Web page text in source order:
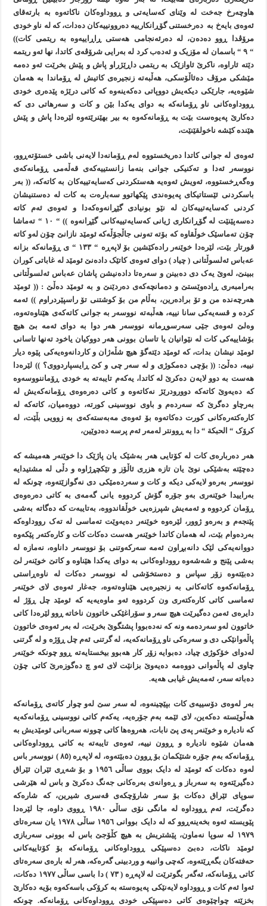
هاوچەرخ جەخت لە وێنای کەسايەتی و ڕووداوەکان ناکاتەوە بە بارتەقای
ئەوەی بايەخ بە دەرخستنی گۆڕانکارييە دەروونييەکان دەدات، کە لە ناو خودی
مرۆڤدا ڕوو دەدەن، لە دەرئەنجامی هەستی ڕاڕاييەوە بە ريتمی کات))
“ ٩ “ باسمان لە مۆزيک و ئەدەب کرد لە بەرايی شرۆڤەی کاتدا، نها ئەو ريتمە
دێتە ئاراوە، ناکرێ ئاوازێک بە ريتمی داڕێژراو پاش و پێش بخرێت ئەو دەمە
مێشکی مرۆڤ دەئاڵۆسکی، هەڵبەتە زنجيرەی کاتيش لە ڕۆماندا بە هەمان
شێوەيە، جارێکی ديکەيش دووپاتی دەکەينەوە کە کاتی درێژە پێدەری خودی
ڕووداوەکانی ناو ڕۆمانەکە بە دوای يەکدا بێن و کات و سەرهاتی دی کە
دەکارێ پەيوەست بێت بە ڕۆمانەکەوە بە بير بهێنرێتەوە لێرەدا پاش و پێش
هێندە کێشە ناخولقێنێت،
ئەوەی لە جوانی کاتدا دەريخستووە لەم ڕۆمانەدا لايەنی باشی خستۆتەڕوو،
نووسەر ئەدا و تەکنيکی جوانی بنەما زانستييەکەی قەڵەمی ڕۆمانەکەی
وەگەڕخستووە، ئەويش ئەوەيە هەستکردنی کەسايەتييەکان بە کاتەکە، (( بەر
باسکردنی ئێستاتيکای پەيوەندی پێکهاتوو سەبارەت بە کات لە دەستنيشان
کردنی کەسايەتييەکان لە نێو بونيادی گێڕانەوەکەدا و ئەوەی ئەم کاتە
دەسەپێنێت لە گۆڕانکاری ژيانی کەسايەتييەکانی گێڕانەوە )) “ ١٠ “ تەماشا
چۆن تەماسێک خوڵقاوە کە بۆتە تەونی جاڵجۆڵەکە ئومێد نازانێ چۆن لەو کاتە
قورتار بێت، لێرەدا خوێنەر رادەکێشين بۆ لاپەڕە “ ١٣٣ “ ی ڕۆمانەکە بزانە
عەباس ئەلسوڵتانی ( چياد ) دوای ئەوەی کاتێک دادەنێ ئومێد لە غاباتی کوران
ببينێ، لەوێ يەک دی دەبينن و سەرەتا دادەنيشن پاشان عەباس ئەلسوڵتانی
بەرامبەری ڕادەوێستێ و دەمانچەکەی دەردێنێ و بە ئومێد دەڵێ : (( ئومێد
هەرچەندە من و تۆ برادەرين، بەڵام من بۆ کوشتنی تۆ راسپێردراوم )) ئەمە
کردە و قسەيەکی سانا نييە، هەڵبەتە نووسەر بە جوانی کاتەکەی هێناوەتەوە،
وەلێ ئەوەی جێی سەرسوڕمانە نووسەر هەر دوا بە دوای ئەمە بێ هيچ
بۆشاييەکی کات لە نێوانيان يا تاسان بوونی هەر دووکيان ياخود تەنها تاسانی
ئومێد نيشان بدات، کە ئومێد دێتەگۆ هيچ شڵەژان و کاردانەوەيەکی پێوە ديار
نييە، دەڵێ: (( بۆچی دەمکوژی و لە سەر چی و کێ ڕايسپاردووی؟ )) لێرەدا
هەست بە دوو لايەن دەکرێ لە کاتدا، يەکەم تايبەتە بە خودی ڕۆماننووسەوە
کە دەيەوێ کاتەکە دوورودرێژ نەکاتەوە و کاتی دەرەوەی ڕۆمانەکەيش لە
بەرچاو دەگرێ کە سەردەم و باوی نووسينی کورتە، دووەميان، کاتەکە لە
کارەکتەرەکانی کورت دەکاتەوە بۆ ئەوەی مەبەستەکەی بە زوویی بڵێت، لە
کرۆک “ الحبکة “ دا بە ڕوونتر لەمەر ئەم پرسە دەدوێین،
هەر دەربارەی کات لە کۆتایی هەر بەشێک يان پاژێک دا خوێنەر هەميشە کە
دەچێتە بەشێکی نوێ يان تازە هزری ئاڵۆز و تێکچڕژاوە و دڵی لە مشتيدايە
نووسەر بەرەو لايەکی ديکە و کات و سەردەمێکی دی نەگوازێتەوە، چونکە لە
بەراییدا خوێنەری بەو جۆرە گۆش کردووە يانی گەمەی بە کاتی دەرەوەی
ڕۆمان کردووە و ئەمەيش شپرزەیی خوڵقاندووە، بەتايبەت کە دەگاتە بەشی
پێنجەم و بەرەو ژوور، لێرەوە خوێنەر دەيەوێت تەماسی لە تەک رووداوەکە
بەردەوام بێت، لە هەمان کاتدا خوێنەر هەست دەکات کات و کارەکتەر پێکەوە
دووانەيەکی لێک دانەبڕاون ئەمە سەرکەوتنی بۆ نووسەر داناوە، نەمازە لە
بەشی پێنج و شەشەوە رووداوەکانی بە دوای يەکدا هێناوە و کاتێ خوێنەر لێ
دەبێتەوە زۆر سپاس و دەستخۆشی لە نووسەر دەکات لە ناوەڕاستی
ڕۆمانەکەوە کاتەکانی بە زنجيرەیی هێناوەتەوە، جەغار ئەوەی لای خوێنەر
تەماسی کاتی کارەکتەری ون کردووە ئەو ماوەيەيە کە ئومێد چل ڕۆژ لە
دايرەی ئەمن دەگيرێت هيچ سەر و سۆراغێکی خاتوون ناخاتە ڕوو لێرەدا کاتی
خاتوون لەو سەردەمە ونە کە نەدەبووا پشتگوێ بخرێت، لە بەر ئەوەی خاتوون
پاڵەوانێکی دی و سەرەکی ناو ڕۆمانەکەيە، لە گرتنی ئەم چل ڕۆژە و لە گرتنی
لەدوای خۆکوژی چياد، دەبوايە زۆر کار هەبوو بيخستايەتە ڕوو چونکە خوێنەر
چاوی لە پاڵەوانی دووەمە دەيەوێ بزانێت لای ئەو چ دەگوزەرێ کاتی چۆن
دەباتە سەر، ئەمەيش غيابی هەيە.
بەر لەوەی دۆسييەی کات بپێچينەوە، لە سەر سێ لەو چوار کاتەی ڕۆمانەکە
هەڵوێستە دەکەين، لای ئێمە بەم جۆرەيە، يەکەم کاتی نووسينی ڕۆمانەکەيە
کە ناديارە و خوێنەر پەی پێ نابات، هەروەها کاتی چوونە سەربانی ئومێديش بە
هەمان شێوە ناديارە و ڕوون نييە، ئەوەی تايبەتە بە کاتی ڕووداوەکانی
ڕۆمانەکە بەم جۆرە شتێکمان بۆ ڕوون دەبێتەوە، لە لاپەڕە (٨٥ ) نووسەر باس
لەوە دەکات کە ئومێد لە دايک بووی ساڵی ١٩٥٦ و بۆ شەڕی ئێران ئێراق
دەگيرێتەوە بە سەرباز و ڕەوانەی بەرەکانی جەنگ دەکرێ و باس لە هێرشی
سوپای ئێراق دەکات بۆ سەر شارۆچکەی قەسری شيرين، کە شارەکە
دەگرێت، ئەم ڕووداوە لە مانگی نۆی ساڵی ١٩٨٠ ڕووی داوە، جا لێرەدا
پێويستە ئەوە بخەينەڕوو کە لە دايک بووانی ١٩٥٦ ساڵی ١٩٧٨ يان سەرەتای
١٩٧٩ لە سوپا نەماون، پێشتريش بە هيچ کڵۆجێ باس لە بوونی سەربازی
ئومێد ناکات، دەبێ دەسپێکی ڕووداوەکانی ڕۆمانەکە بۆ کۆتاييەکانی
حەفتەکان بگەڕێتەوە، کەچی وانييە و وردبينی گەرەکە، هەر لە بارەی سەرەتای
کاتی ڕۆمانەکە، ئەگەر بگوترێت لە لاپەڕە ( ٧٣ ) دا باسی ساڵی ١٩٧٧ دەکات،
ئەوا ئەم کات و ڕووداوە لايەنێکی پەيوەستە بە کرۆکی باسەکەوە بۆيە دەکارێ
بخزێتە چواچێوەی کاتی دەسپێکی خودی ڕووداوەکانی ڕۆمانەکە. چونکە